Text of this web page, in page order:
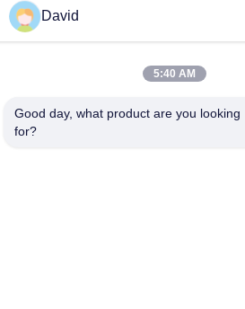
request suatu
David
5:40 AM
Good day, what product are you looking
for?